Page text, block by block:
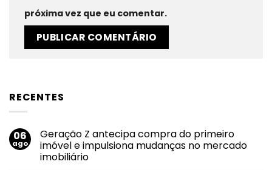
próxima vez que eu comentar.
RECENTES
06
ago
Geração Z antecipa compra do primeiro
imóvel e impulsiona mudanças no mercado
imobiliário